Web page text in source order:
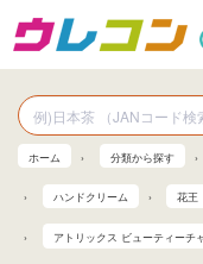
ホーム 分類から探す
ハンドクリーム 花王
アトリックス ビューティーチ